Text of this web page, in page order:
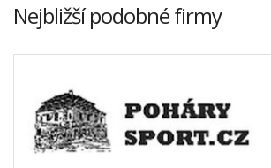
Nejbližší podobné firmy